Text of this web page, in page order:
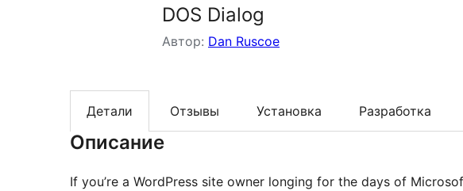
DOS Dialog
Автор: Dan Ruscoe
Детали Отзывы Установка Разработка
Описание
If you’re a WordPress site owner longing for the days of